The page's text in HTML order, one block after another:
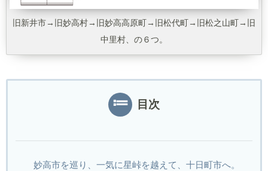
旧新井市→旧妙高村→旧妙高高原町→旧松代町→旧松之山町→旧
中里村、の６つ。
目次
妙高市を巡り、一気に星峠を越えて、十日町市へ。